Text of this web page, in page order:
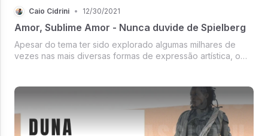
Caio Cidrini • 12/30/2021
Amor, Sublime Amor - Nunca duvide de Spielberg
Apesar do tema ter sido explorado algumas milhares de
vezes nas mais diversas formas de expressão artística, o
duas horas. Está longe de